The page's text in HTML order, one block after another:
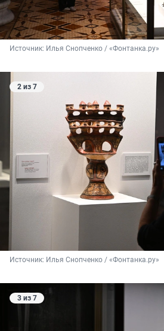
Источник: Илья Снопченко / «Фонтанка.ру»
2 из 7
Источник: Илья Снопченко / «Фонтанка.ру»
3 из 7